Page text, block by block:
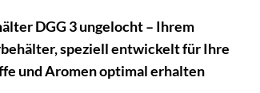
DGG 3 ungelocht – Ihrem
speziell entwickelt für Ihre
und Aromen optimal erhalten